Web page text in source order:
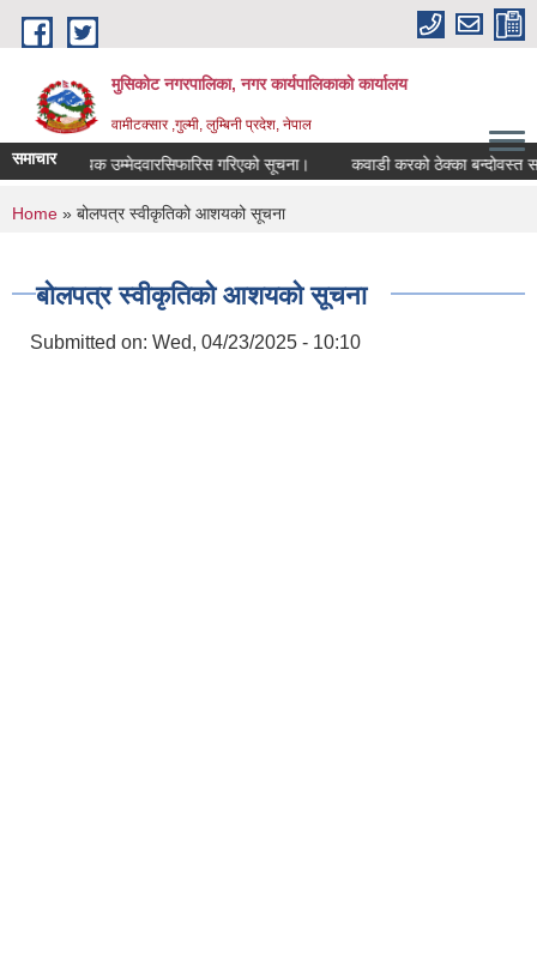
Skip to main content
मुसिकोट नगरपालिका, नगर कार्यपालिकाकाे कार्यालय
वामीटक्सार ,गुल्मी, लुम्बिनी प्रदेश, नेपाल
समाचार
वैकल्पिक उम्मेदवारसिफारिस गरिएको सूचना। कवाडी करको ठेक्का बन्दोवस्त
You are here
Home » बोलपत्र स्वीकृतिको आशयको सूचना
बोलपत्र स्वीकृतिको आशयको सूचना
Submitted on: Wed, 04/23/2025 - 10:10